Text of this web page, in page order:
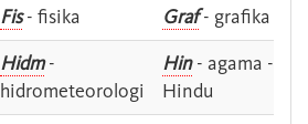
Fis- fisika Graf- grafika
Hidm-
hidrometeorologi
Hin- agama -
Hindu